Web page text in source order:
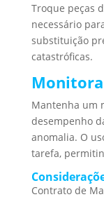
Troque peças
necessário
substituição
catastróficas.
Mantenha um
desempenho
anomalia. O
tarefa,
Contrato de